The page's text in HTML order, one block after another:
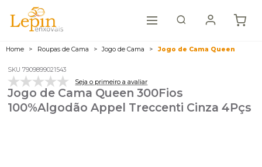
Home Roupas de Cama Jogo de Cama Jogo de Cama Queen
SKU 7909899021543
Seja o primeiro a avaliar
Jogo de Cama Queen 300Fios
100%Algodão Appel Treccenti Cinza 4Pçs